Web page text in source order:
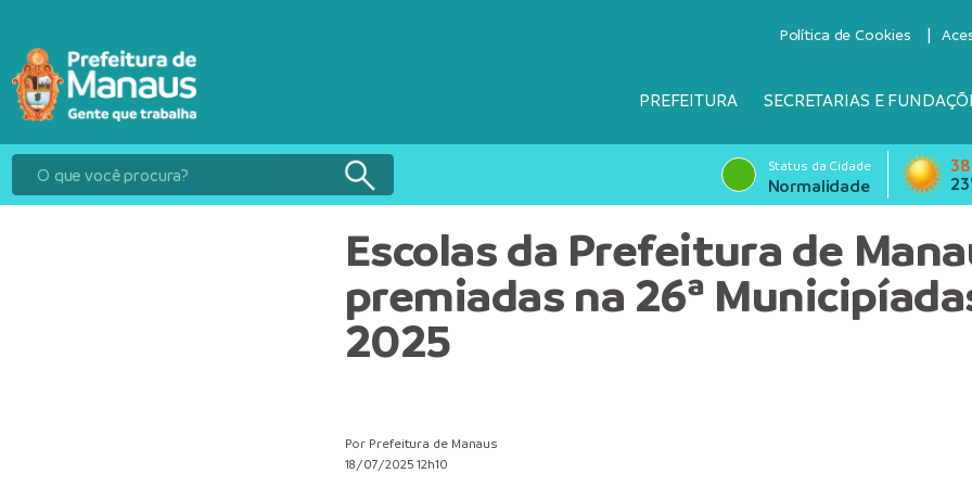
Política de Cookies
PREFEITURA SECRETARIAS E
Status da Cidade
Normalidade
Escolas da Prefeitura de
premiadas na 26ª
2025
Por Prefeitura de Manaus
18/07/2025 12h10